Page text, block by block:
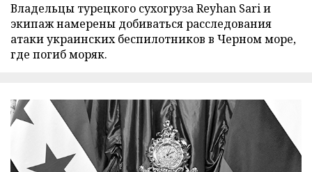
Владельцы турецкого сухогруза Reyhan Sari и
экипаж намерены добиваться расследования
атаки украинских беспилотников в Черном море,
где погиб моряк.